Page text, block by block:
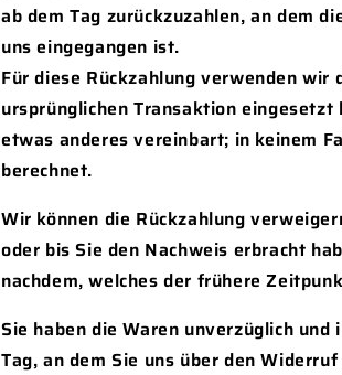
ab dem Tag zurückzuzahlen, an dem
uns eingegangen ist.
Für diese Rückzahlung verwenden
ursprünglichen Transaktion
etwas anderes vereinbart; in keinem
berechnet.
Wir können die Rückzahlung
oder bis Sie den Nachweis erbracht
nachdem, welches der frühere
Sie haben die Waren unverzüglich
Tag, an dem Sie uns über den